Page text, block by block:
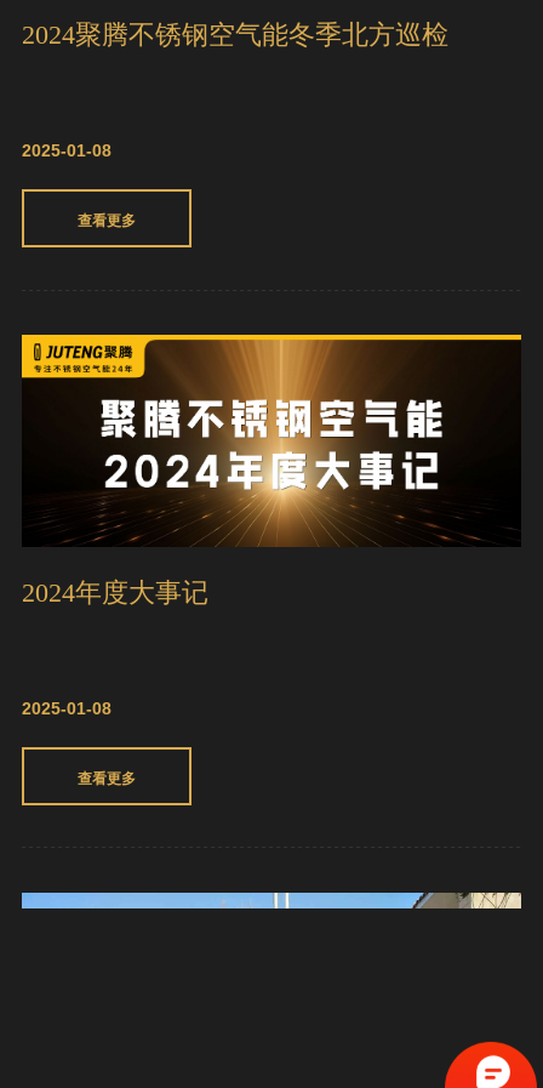
2024聚腾不锈钢空气能冬季北方巡检
2025-01-08
查看更多
2024年度大事记
2025-01-08
查看更多